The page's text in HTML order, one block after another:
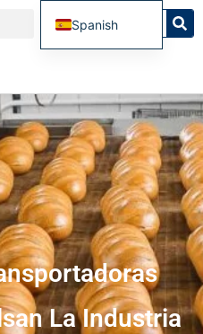
La Industria
Spanish
English
Russian
Portuguese